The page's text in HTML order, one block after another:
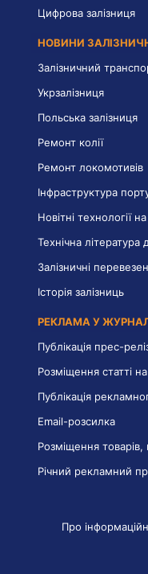
Цифрова залізниця
НОВИНИ
Залізничний
Укрзалізниця
Польська залізниця
Ремонт колії
Ремонт локомотивів
Інфраструктура
Новітні технології на
Технічна література
Залізничні
Історія залізниць
РЕКЛАМА У
Публікація прес-
Розміщення статті на
Публікація
Email-розсилка
Розміщення товарів,
Річний рекламний
Про